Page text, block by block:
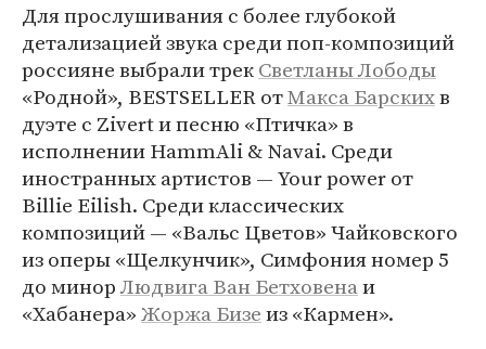
Для прослушивания с более глубокой
детализацией звука среди поп-композиций
россияне выбрали трекСветланы Лободы
«Родной», BESTSELLER отМакса Барскихв
дуэте с Zivert и песню «Птичка» в
исполнении HammAli & Navai. Среди
иностранных артистов — Your power от
Billie Eilish. Среди классических
композиций — «Вальс Цветов» Чайковского
из оперы «Щелкунчик», Симфония номер 5
до минорЛюдвига Ван Бетховенаи
«Хабанера»Жоржа Бизеиз «Кармен».